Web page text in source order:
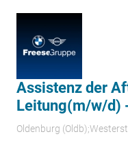
Assistenz der
Leitung(m/w/d)
Oldenburg